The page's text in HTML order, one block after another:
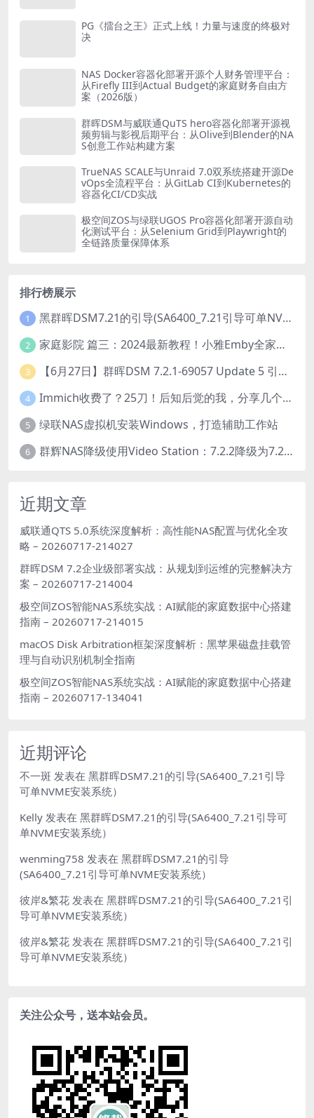
PG《擂台之王》正式上线！力量与速度的终极对
决
NAS Docker容器化部署开源个人财务管理平台：
从Firefly III到Actual Budget的家庭财务自由方
案（2026版）
群晖DSM与威联通QuTS hero容器化部署开源视
频剪辑与影视后期平台：从Olive到Blender的NA
S创意工作站构建方案
TrueNAS SCALE与Unraid 7.0双系统搭建开源De
vOps全流程平台：从GitLab CI到Kubernetes的
容器化CI/CD实战
极空间ZOS与绿联UGOS Pro容器化部署开源自动
化测试平台：从Selenium Grid到Playwright的
全链路质量保障体系
排行榜展示
1 黑群晖DSM7.21的引导(SA6400_7.21引导可单NVME安装系统）
2 家庭影院 篇三：2024最新教程！小雅Emby全家桶又是什么？它和小雅AList又有什么区别？
3 【6月27日】群晖DSM 7.2.1-69057 Update 5 引导【附半洗白序列号】
4 Immich收费了？25刀！后知后觉的我，分享几个方法DIY这款最强家庭照片管理工具
5 绿联NAS虚拟机安装Windows，打造辅助工作站
6 群辉NAS降级使用Video Station：7.2.2降级为7.2.1，也可降为其他版本
近期文章
威联通QTS 5.0系统深度解析：高性能NAS配置与优化全攻
略 – 20260717-214027
群晖DSM 7.2企业级部署实战：从规划到运维的完整解决方
案 – 20260717-214004
极空间ZOS智能NAS系统实战：AI赋能的家庭数据中心搭建
指南 – 20260717-214015
macOS Disk Arbitration框架深度解析：黑苹果磁盘挂载管
理与自动识别机制全指南
极空间ZOS智能NAS系统实战：AI赋能的家庭数据中心搭建
指南 – 20260717-134041
近期评论
不一斑 发表在 黑群晖DSM7.21的引导(SA6400_7.21引导
可单NVME安装系统）
Kelly 发表在 黑群晖DSM7.21的引导(SA6400_7.21引导可
单NVME安装系统）
wenming758 发表在 黑群晖DSM7.21的引导
(SA6400_7.21引导可单NVME安装系统）
彼岸&繁花 发表在 黑群晖DSM7.21的引导(SA6400_7.21引
导可单NVME安装系统）
彼岸&繁花 发表在 黑群晖DSM7.21的引导(SA6400_7.21引
导可单NVME安装系统）
关注公众号，送本站会员。